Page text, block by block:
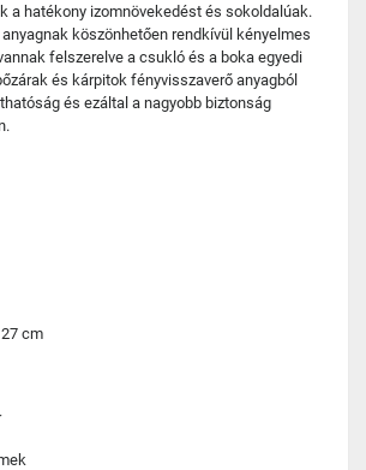
a hatékony izomnövekedést és sokoldalúak.
köszönhetően rendkívül kényelmes
felszerelve a csukló és a boka egyedi
és kárpitok fényvisszaverő anyagból
és ezáltal a nagyobb biztonság
cm